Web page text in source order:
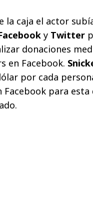
la caja el actor
y Twitter
donaciones
en Facebook.
por cada
para esta